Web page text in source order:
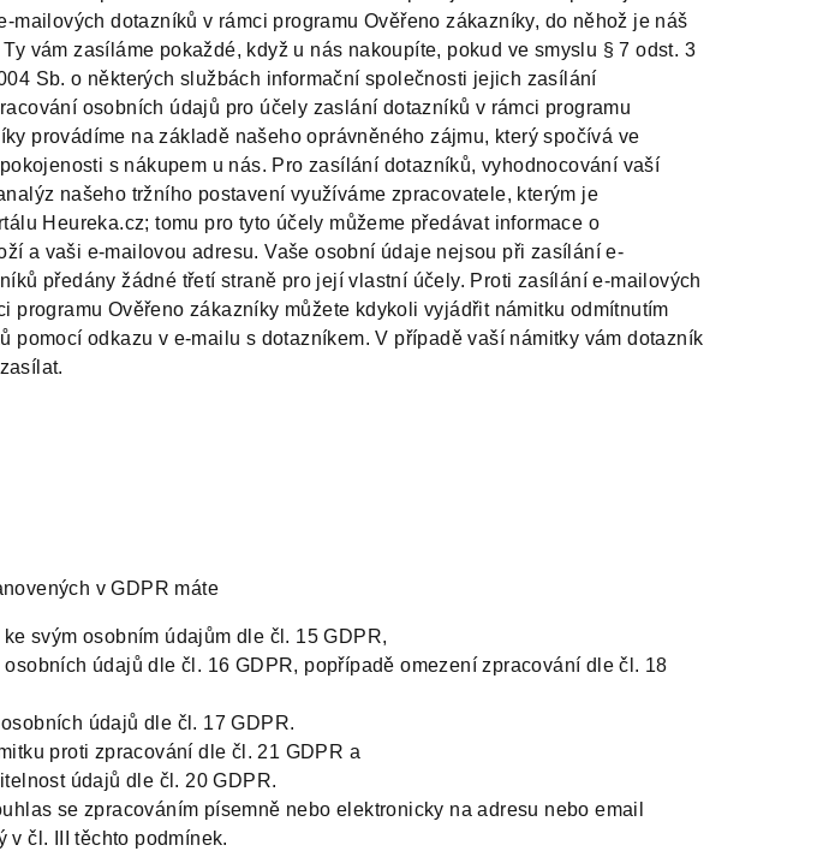
mailových dotazníků v rámci programu Ověřeno zákazníky, do něhož je náš
vám zasíláme pokaždé, když u nás nakoupíte, pokud ve smyslu § 7 odst. 3
Sb. o některých službách informační společnosti jejich zasílání
osobních údajů pro účely zaslání dotazníků v rámci programu
provádíme na základě našeho oprávněného zájmu, který spočívá ve
s nákupem u nás. Pro zasílání dotazníků, vyhodnocování vaší
našeho tržního postavení využíváme zpracovatele, kterým je
Heureka.cz; tomu pro tyto účely můžeme předávat informace o
a vaši e-mailovou adresu. Vaše osobní údaje nejsou při zasílání e-
předány žádné třetí straně pro její vlastní účely. Proti zasílání e-mailových
programu Ověřeno zákazníky můžete kdykoli vyjádřit námitku odmítnutím
pomocí odkazu v e-mailu s dotazníkem. V případě vaší námitky vám dotazník
v GDPR máte
svým osobním údajům dle čl. 15 GDPR,
osobních údajů dle čl. 16 GDPR, popřípadě omezení zpracování dle čl. 18
údajů dle čl. 17 GDPR.
proti zpracování dle čl. 21 GDPR a
údajů dle čl. 20 GDPR.
se zpracováním písemně nebo elektronicky na adresu nebo email
v čl. III těchto podmínek.